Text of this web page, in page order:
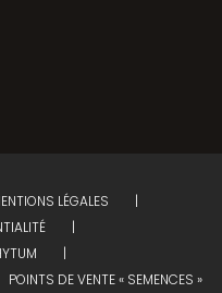
LÉGALES
POINTS DE VENTE « SEMENCES »